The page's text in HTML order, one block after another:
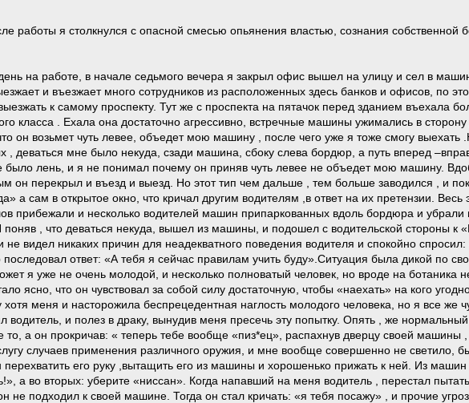
работы я столкнулся с опасной смесью опьянения властью, сознания собственной
на работе, в начале седьмого вечера я закрыл офис вышел на улицу и сел в
и въезжает много сотрудников из расположенных здесь банков и офисов, по
к самому проспекту. Тут же с проспекта на пятачок перед зданием въехала
класса . Ехала она достаточно агрессивно, встречные машины ужимались в
он возьмет чуть левее, объедет мою машину , после чего уже я тоже смогу выехать
, деваться мне было некуда, сзади машина, сбоку слева бордюр, а путь вперед
было лень, и я не понимал почему он приняв чуть левее не объедет мою машину.
он перекрыл и въезд и выезд. Но этот тип чем дальше , тем больше заводился , и
а сам в открытое окно, что кричал другим водителям ,в ответ на их претензии. Весь
прибежали и несколько водителей машин припаркованных вдоль бордюра и убрали
, что деваться некуда, вышел из машины, и подошел с водительской стороны к
не видел никаких причин для неадекватного поведения водителя и спокойно
ответ: «А тебя я сейчас правилам учить буду».Ситуация была дикой по
я уже не очень молодой, и несколько полноватый человек, но вроде на
ясно, что он чувствовал за собой силу достаточную, чтобы «наехать» на кого
хотя меня и насторожила беспрецедентная наглость молодого человека, но я все же
водитель, и полез в драку, вынудив меня пресечь эту попытку. Опять , же
то, а он прокричав: « теперь тебе вообще «пиз*ец», распахнув дверцу своей машины
случаев применения различного оружия, и мне вообще совершенно не светило,
его руку ,вытащить его из машины и хорошенько прижать к ней. Из
а во вторых: уберите «ниссан». Когда напавший на меня водитель , перестал
не подходил к своей машине. Тогда он стал кричать: «я тебя посажу» , и прочие